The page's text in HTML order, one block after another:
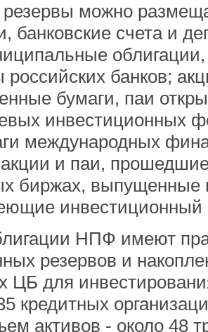
можно
банковские счета и
банков;
бумаги, паи
инвестиционных
международных
и паи,
биржах,
инвестиционный
НПФ имеют
резервов и
ЦБ для
кредитных
активов - около 48